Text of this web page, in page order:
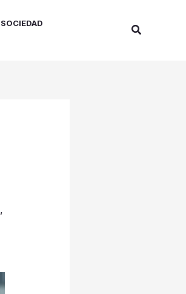
SOCIEDAD
Buscar
,